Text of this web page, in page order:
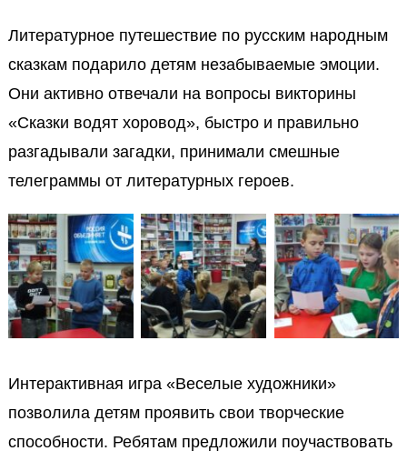
Литературное путешествие по русским народным
сказкам подарило детям незабываемые эмоции.
Они активноотвечали на вопросы викторины
«Сказки водят хоровод», быстро и правильно
разгадывали загадки, принимали смешные
телеграммы от литературных героев.
Интерактивная игра «Веселые художники»
позволила детям проявить свои творческие
способности. Ребятам предложили поучаствовать